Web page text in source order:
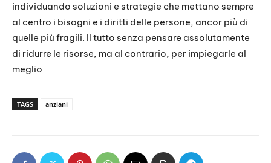
individuando soluzioni e strategie che mettano sempre
al centro i bisogni e i diritti delle persone, ancor più di
quelle più fragili. Il tutto senza pensare assolutamente
di ridurre le risorse, ma al contrario, per impiegarle al
meglio
TAGS anziani